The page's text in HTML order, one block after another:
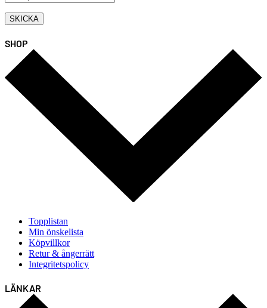
SHOP
Topplistan
Min önskelista
Köpvillkor
Retur & ångerrätt
Integritetspolicy
LÄNKAR